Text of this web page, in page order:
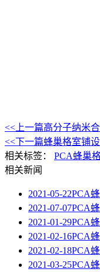
<<上一篇高分子纳米
<<下一篇蜂巢格室铺
相关标签： PCA蜂巢
相关新闻
2021-05-22PCA
2021-07-07PCA
2021-01-29PCA
2021-02-16PCA
2021-02-18PCA
2021-03-25PCA